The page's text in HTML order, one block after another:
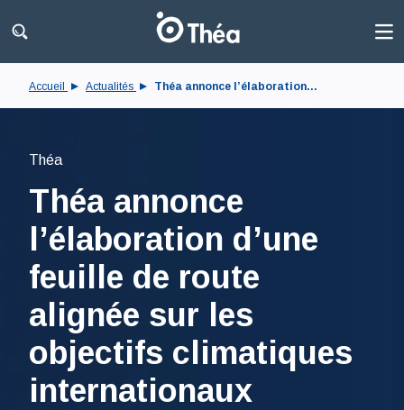
Accueil Actualités Théa annonce l’élaboration...
Théa
Théa annonce
l’élaboration d’une
feuille de route
alignée sur les
objectifs climatiques
internationaux